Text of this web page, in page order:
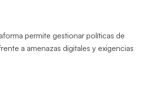
permite gestionar políticas de
a amenazas digitales y exigencias